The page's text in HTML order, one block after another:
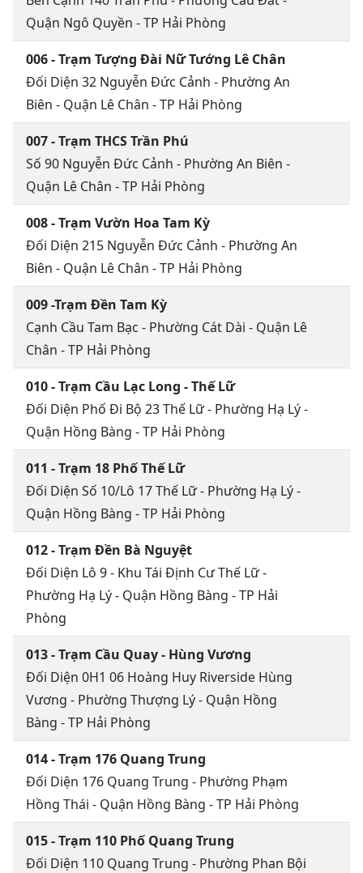
Quận Ngô Quyền - TP Hải Phòng
006 - Trạm Tượng Đài Nữ Tướng Lê Chân
Đối Diện 32 Nguyễn Đức Cảnh - Phường An
Biên - Quận Lê Chân - TP Hải Phòng
007 - Trạm THCS Trần Phú
Số 90 Nguyễn Đức Cảnh - Phường An Biên -
Quận Lê Chân - TP Hải Phòng
008 - Trạm Vườn Hoa Tam Kỳ
Đối Diện 215 Nguyễn Đức Cảnh - Phường An
Biên - Quận Lê Chân - TP Hải Phòng
009 -Trạm Đền Tam Kỳ
Cạnh Cầu Tam Bạc - Phường Cát Dài - Quận Lê
Chân - TP Hải Phòng
010 - Trạm Cầu Lạc Long - Thế Lữ
Đối Diện Phố Đi Bộ 23 Thế Lữ - Phường Hạ Lý -
Quận Hồng Bàng - TP Hải Phòng
011 - Trạm 18 Phố Thế Lữ
Đối Diện Số 10/Lô 17 Thế Lữ - Phường Hạ Lý -
Quận Hồng Bàng - TP Hải Phòng
012 - Trạm Đền Bà Nguyệt
Đối Diện Lô 9 - Khu Tái Định Cư Thế Lữ -
Phường Hạ Lý - Quận Hồng Bàng - TP Hải
Phòng
013 - Trạm Cầu Quay - Hùng Vương
Đối Diện 0H1 06 Hoàng Huy Riverside Hùng
Vương - Phường Thượng Lý - Quận Hồng
Bàng - TP Hải Phòng
014 - Trạm 176 Quang Trung
Đối Diện 176 Quang Trung - Phường Phạm
Hồng Thái - Quận Hồng Bàng - TP Hải Phòng
015 - Trạm 110 Phố Quang Trung
Đối Diện 110 Quang Trung - Phường Phan Bội